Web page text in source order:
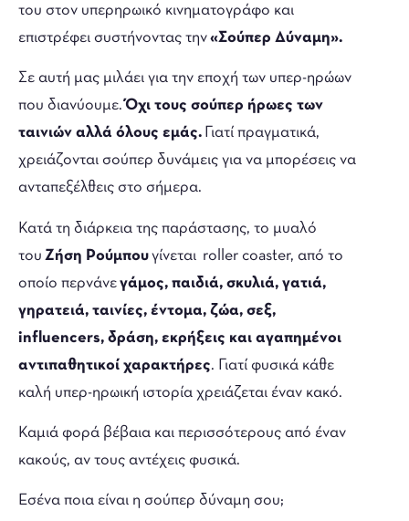
του στον υπερηρωικό κινηματογράφο και
επιστρέφει συστήνοντας την«Σούπερ Δύναμη».
Σε αυτή μας μιλάει για την εποχή των υπερ-ηρώων
που διανύουμε.Όχι τους σούπερ ήρωες των
ταινιών αλλά όλους εμάς. Γιατί πραγματικά,
χρειάζονται σούπερ δυνάμεις για να μπορέσεις να
ανταπεξέλθεις στο σήμερα.
Κατά τη διάρκεια της παράστασης, το μυαλό
του Ζήση Ρούμπουγίνεται roller coaster, από το
οποίο περνάνεγάμος, παιδιά, σκυλιά, γατιά,
γηρατειά, ταινίες, έντομα, ζώα, σεξ,
influencers, δράση, εκρήξεις και αγαπημένοι
αντιπαθητικοί χαρακτήρες. Γιατί φυσικά κάθε
καλή υπερ-ηρωική ιστορία χρειάζεται έναν κακό.
Καμιά φορά βέβαια και περισσότερους από έναν
κακούς, αν τους αντέχεις φυσικά.
Εσένα ποια είναι η σούπερ δύναμη σου;